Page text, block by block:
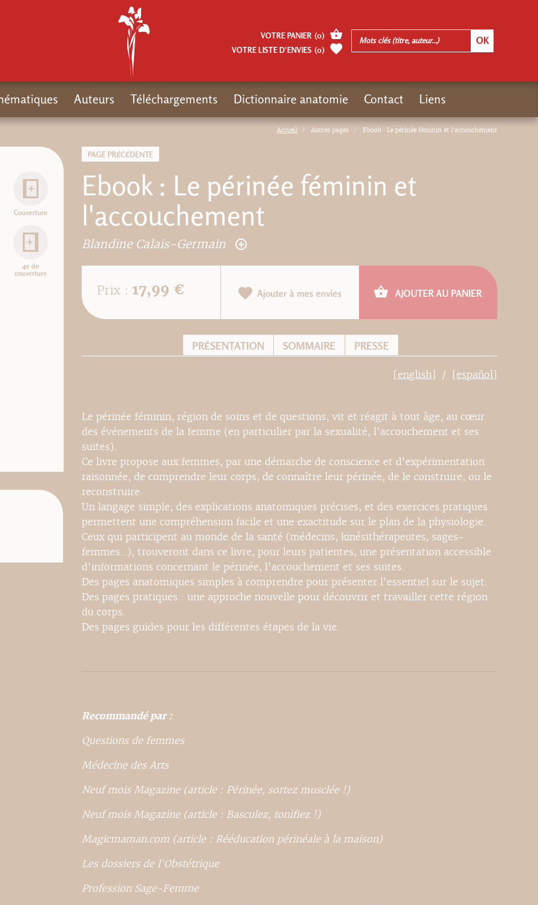
Accueil Autres pages Ebook : Le périnée féminin et l'accouchement
PAGE PRÉCÉDENTE
Ebook : Le périnée féminin et
l'accouchement
Blandine Calais-Germain
Couverture
4e de
couverture
Prix : 17,99 € Ajouter à mes envies AJOUTER AU PANIER
PRÉSENTATION SOMMAIRE PRESSE
[english] [español]
Le périnée féminin, région de soins et de questions, vit et réagit à tout âge, au cœur
des événements de la femme (en particulier par la sexualité, l'accouchement et ses
suites).
Ce livre propose aux femmes, par une démarche de conscience et d'expérimentation
raisonnée, de comprendre leur corps, de connaître leur périnée, de le construire, ou le
reconstruire.
Un langage simple, des explications anatomiques précises, et des exercices pratiques
permettent une compréhension facile et une exactitude sur le plan de la physiologie.
Ceux qui participent au monde de la santé (médecins, kinésithérapeutes, sages-
femmes...), trouveront dans ce livre, pour leurs patientes, une présentation accessible
d'informations concernant le périnée, l'accouchement et ses suites.
Des pages anatomiques simples à comprendre pour présenter l'essentiel sur le sujet.
Des pages pratiques : une approche nouvelle pour découvrir et travailler cette région
du corps.
Des pages guides pour les différentes étapes de la vie.
Recommandé par :
Questions de femmes
Médecine des Arts
Neuf mois Magazine (article : Périnée, sortez musclée !)
Neuf mois Magazine (article : Basculez, tonifiez !)
Magicmaman.com (article : Rééducation périnéale à la maison)
Les dossiers de l'Obstétrique
Profession Sage-Femme
VOTRE PANIER (0)
VOTRE LISTE D’ENVIES (0)
Auteurs Téléchargements Dictionnaire anatomie Contact Liens